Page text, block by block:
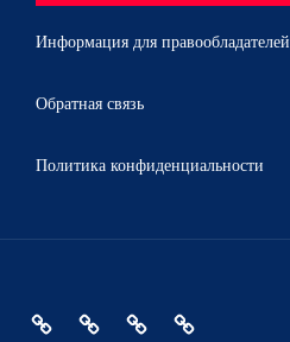
Информация для правообладателей
Обратная связь
Политика конфиденциальности
ГлавнаяПолитикаИнформация
Обратная